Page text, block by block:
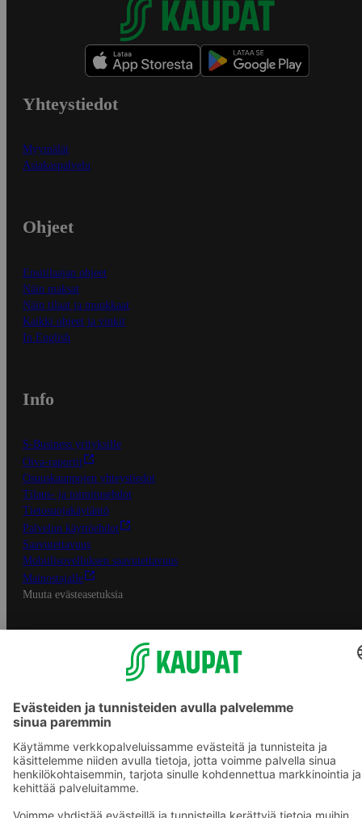
Yhteystiedot
Myymälät
Asiakaspalvelu
Ohjeet
Ensitilaajan ohjeet
Näin maksat
Näin tilaat ja muokkaat
Kaikki ohjeet ja vinkit
In English
Info
S-Business yrityksille
Oiva-raportit
Osuuskauppojen yhteystiedot
Tilaus- ja toimitusehdot
Tietosuojakäytäntö
Palvelun käyttöehdot
Saavutettavuus
Mobiilisovelluksen saavutettavuus
Mainostajalle
Muuta evästeasetuksia
S-ryhmän palvelut
S-ryhmä
Asiakasomistajuus
S-ostoslista -sovellus
Prisma.fi
Sokos.fi
S-Pankki